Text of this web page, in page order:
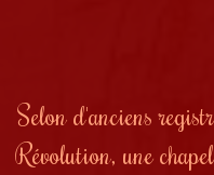
Selon d'anciens
Révolution, une